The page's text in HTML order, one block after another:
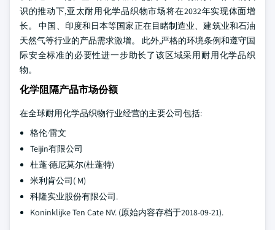
识的推动下,亚太耐用化学品织物市场将在2032年实现体面增
长。 中国、印度和日本等国家正在目睹制造业、建筑业和石油
天然气等行业的产品需求激增。 此外,严格的环境条例和遵守国
际安全标准的必要性进一步助长了该区域采用耐用化学品织
物。
化学阻隔产品市场份额
在全球耐用化学品织物行业经营的主要公司包括:
格伦·雷文
Teijin有限公司
杜蓬·德尼莫尔(杜蓬特)
米利肯公司( M)
科隆实业股份有限公司.
Koninklijke Ten Cate NV. (原始内容存档于2018-09-21).